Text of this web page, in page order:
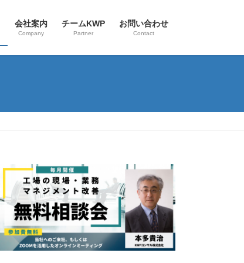
会社案内
Company
チームKWP
Partner
お問い合わせ
Contact